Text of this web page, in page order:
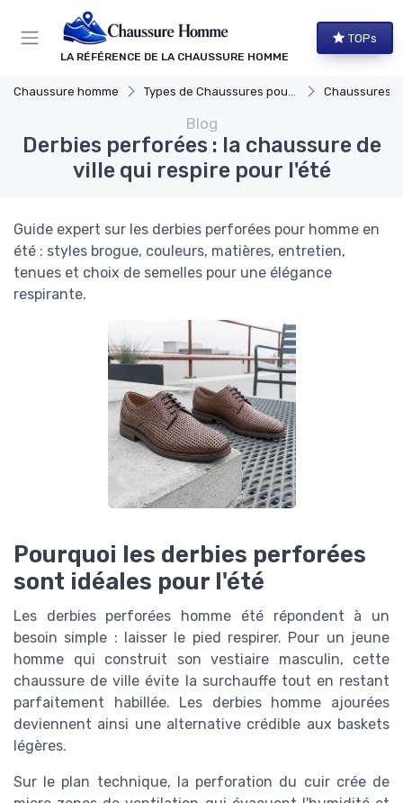
LA RÉFÉRENCE DE LA CHAUSSURE HOMME
TOPs
Chaussure homme Types de Chaussures pour Hommes Chaussures
Blog
Derbies perforées : la chaussure de
ville qui respire pour l'été
Guide expert sur les derbies perforées pour homme en
été : styles brogue, couleurs, matières, entretien,
tenues et choix de semelles pour une élégance
respirante.
Pourquoi les derbies perforées
sont idéales pour l'été
Les derbies perforées homme été répondent à un
besoin simple : laisser le pied respirer. Pour un jeune
homme qui construit son vestiaire masculin, cette
chaussure de ville évite la surchauffe tout en restant
parfaitement habillée. Les derbies homme ajourées
deviennent ainsi une alternative crédible aux baskets
légères.
Sur le plan technique, la perforation du cuir crée de
Panneau de gestion des cookies